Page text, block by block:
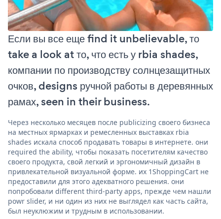
Если вы все еще find it unbelievable, то
take a look at то, что есть у rbia shades,
компании по производству солнцезащитных
очков, designs ручной работы в деревянных
рамах, seen in their business.
Через несколько месяцев после publicizing своего бизнеса
на местных ярмарках и ремесленных выставках rbia
shades искала способ продавать товары в интернете. они
required the ability, чтобы показать посетителям качество
своего продукта, свой легкий и эргономичный дизайн в
привлекательной визуальной форме. их 1ShoppingCart не
предоставили для этого адекватного решения. они
попробовали different third-party apps, прежде чем нашли
powr slider, и ни один из них не выглядел как часть сайта,
был неуклюжим и трудным в использовании.